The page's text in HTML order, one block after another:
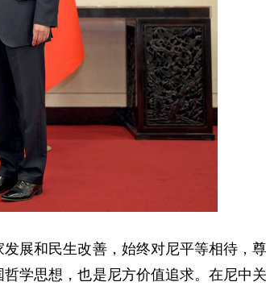
展和民生改善，始终对尼平等相待，
学思想，也是尼方价值追求。在尼中